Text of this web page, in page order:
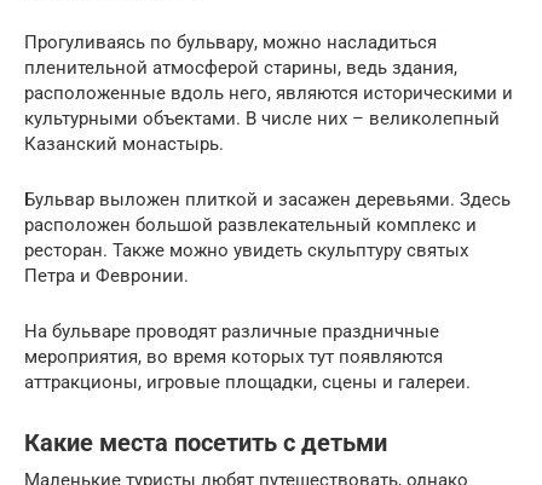
Прогуливаясь по бульвару, можно насладиться
пленительной атмосферой старины, ведь здания,
расположенные вдоль него, являются историческими и
культурными объектами. В числе них – великолепный
Казанский монастырь.
Бульвар выложен плиткой и засажен деревьями. Здесь
расположен большой развлекательный комплекс и
ресторан. Также можно увидеть скульптуру святых
Петра и Февронии.
На бульваре проводят различные праздничные
мероприятия, во время которых тут появляются
аттракционы, игровые площадки, сцены и галереи.
Какие места посетить с детьми
Маленькие туристы любят путешествовать, однако